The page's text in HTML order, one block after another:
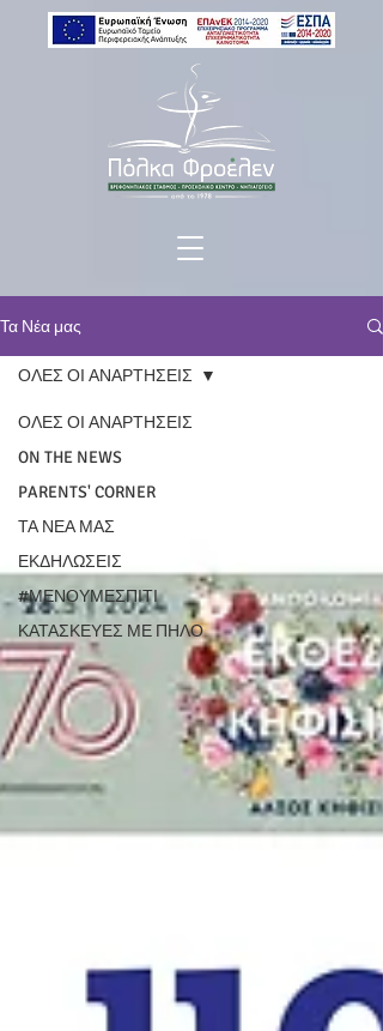
Τα Νέα μας
ΟΛΕΣ ΟΙ ΑΝΑΡΤΗΣΕΙΣ
ON THE NEWS
PARENTS' CORNER
ΤΑ ΝΕΑ ΜΑΣ
ΕΚΔΗΛΩΣΕΙΣ
#ΜΕΝΟΥΜΕΣΠΙΤΙ
ΚΑΤΑΣΚΕΥΕΣ ΜΕ ΠΗΛΟ
ΟΛΕΣ ΟΙ ΑΝΑΡΤΗΣΕΙΣ